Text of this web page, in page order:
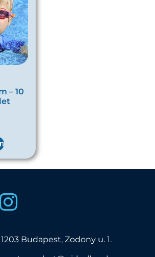
– 10
Budapest, Zodony u. 1.